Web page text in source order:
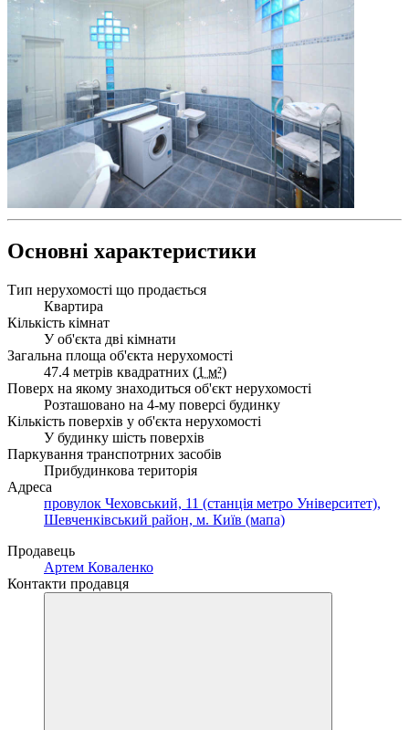
Основні характеристики
Тип нерухомості що продається
Квартира
Кількість кімнат
У об'єкта дві кімнати
Загальна площа об'єкта нерухомості
47.4 метрів квадратних (1 м²)
Поверх на якому знаходиться об'єкт нерухомості
Розташовано на 4-му поверсі будинку
Кількість поверхів у об'єкта нерухомості
У будинку шість поверхів
Паркування транспотрних засобів
Прибудинкова територія
Адреса
провулок Чеховський, 11 (станція метро Університет),
Шевченківський район, м. Київ (мапа)
Продавець
Артем Коваленко
Контакти продавця